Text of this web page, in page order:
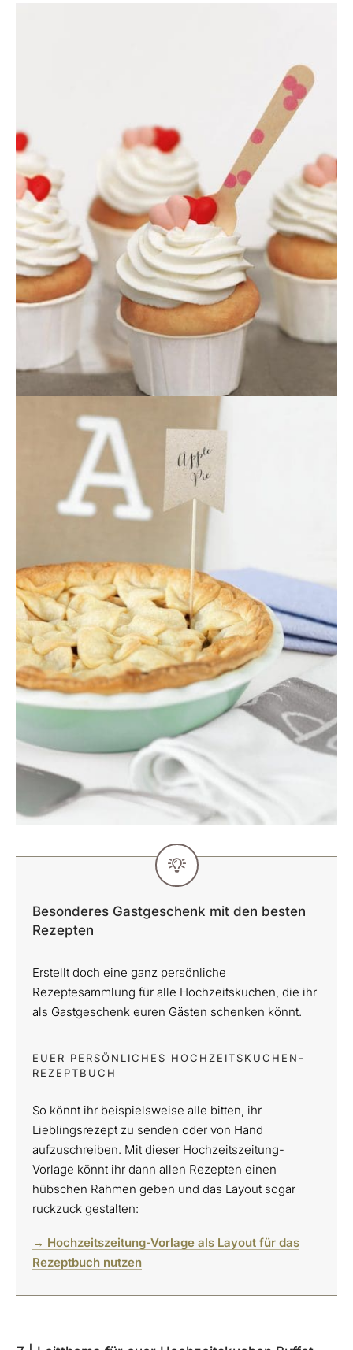
Besonderes Gastgeschenk mit den besten
Rezepten
Erstellt doch eine ganz persönliche
Rezeptesammlung für alle Hochzeitskuchen, die ihr
als Gastgeschenk euren Gästen schenken könnt.
EUER PERSÖNLICHES HOCHZEITSKUCHEN-
REZEPTBUCH
So könnt ihr beispielsweise alle bitten, ihr
Lieblingsrezept zu senden oder von Hand
aufzuschreiben. Mit dieser Hochzeitszeitung-
Vorlage könnt ihr dann allen Rezepten einen
hübschen Rahmen geben und das Layout sogar
ruckzuck gestalten:
→ Hochzeitszeitung-Vorlage als Layout für das
Rezeptbuch nutzen